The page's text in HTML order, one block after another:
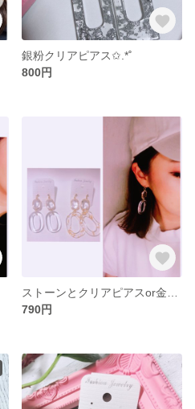
銀粉クリアピアス✩.*˚
800円
790円